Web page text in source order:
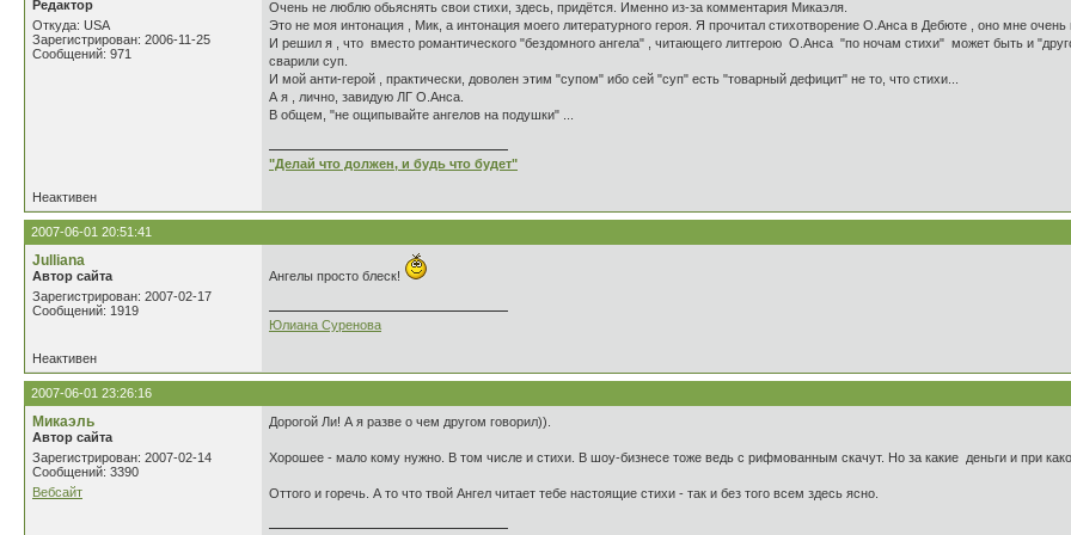
Редактор
Откуда: USA
Зарегистрирован: 2006-11-25
Сообщений: 971
Очень не люблю обьяснять свои стихи, здесь, придётся. Именно из-за комментария Микаэля.
Это не моя интонация , Мик, а интонация моего литературного героя. Я прочитал стихотворение О.Анса в Дебюте , оно мне
И решил я , что вместо романтического "бездомного ангела" , читающего литгерою О.Анса "по ночам стихи" может быть и
сварили суп.
И мой анти-герой , практически, доволен этим "супом" ибо сей "суп" есть "товарный дефицит" не то, что стихи...
А я , лично, завидую ЛГ О.Анса.
В общем, "не ощипывайте ангелов на подушки" ...
"Делай что должен, и будь что будет"
Неактивен
2007-06-01 20:51:41
Julliana
Автор сайта
Зарегистрирован: 2007-02-17
Сообщений: 1919
Ангелы просто блеск!
Юлиана Суренова
Неактивен
2007-06-01 23:26:16
Микаэль
Автор сайта
Зарегистрирован: 2007-02-14
Сообщений: 3390
Вебсайт
Дорогой Ли! А я разве о чем другом говорил)).
Хорошее - мало кому нужно. В том числе и стихи. В шоу-бизнесе тоже ведь с рифмованным скачут. Но за какие деньги и при
Оттого и горечь. А то что твой Ангел читает тебе настоящие стихи - так и без того всем здесь ясно.